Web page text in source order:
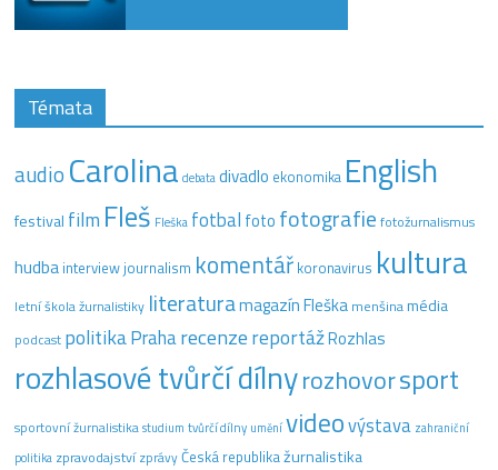
Témata
audio Carolina debata divadlo ekonomika English
festival film Fleš Fleška fotbal foto fotografie fotožurnalismus
hudba interview journalism komentář koronavirus kultura
letní škola žurnalistiky literaturamagazín Fleška menšinamédia
podcast politikaPraharecenzereportážRozhlas
rozhlasové tvůrčí dílnyrozhovorsport
sportovní žurnalistika studium tvůrčí dílny uměnívideovýstava zahraniční
politika zpravodajstvízprávyČeská republikažurnalistika